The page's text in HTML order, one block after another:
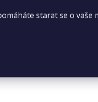
starat se o vaše
do terária, větev z vinné